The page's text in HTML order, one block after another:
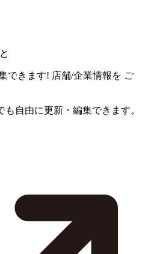
できます! 店舗/企業情報を ご
自由に更新・編集できます。